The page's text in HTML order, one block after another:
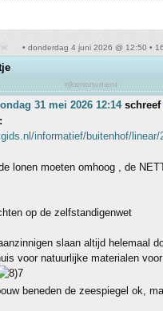
• donderdag 4 juni 2026 @ 12:50 •
rijksmonument
31 mei 2026 12:14schreef
informatief/buitenhof/linear/
lonen moeten omhoog , de
op de zelfstandigenwet
slaan altijd helemaal
voor natuurlijke materialen
beneden de zeespiegel ok,